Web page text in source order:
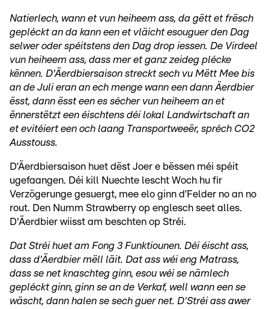
Natierlech, wann et vun heiheem ass, da gëtt et frësch
gepléckt an da kann een et vläicht esouguer den Dag
selwer oder spéitstens den Dag drop iessen. De Virdeel
vun heiheem ass, dass mer et ganz zeideg plécke
kënnen. D'Äerdbiersaison streckt sech vu Mëtt Mee bis
an de Juli eran an ech menge wann een dann Äerdbier
ësst, dann ësst een es sécher vun heiheem an et
ënnerstëtzt een éischtens déi lokal Landwirtschaft an
et evitéiert een och laang Transportweeër, spréch CO2
Ausstouss.
D’Äerdbiersaison huet dëst Joer e bëssen méi spéit
ugefaangen. Déi kill Nuechte lescht Woch hu fir
Verzögerunge gesuergt, mee elo ginn d’Felder no an no
rout. Den Numm Strawberry op englesch seet alles.
D'Äerdbier wiisst am beschten op Stréi.
Dat Stréi huet am Fong 3 Funktiounen. Déi éischt ass,
dass d'Äerdbier mëll läit. Dat ass wéi eng Matrass,
dass se net knaschteg ginn, esou wéi se nämlech
gepléckt ginn, ginn se an de Verkaf, well wann een se
wäscht, dann halen se sech guer net. D'Stréi ass awer